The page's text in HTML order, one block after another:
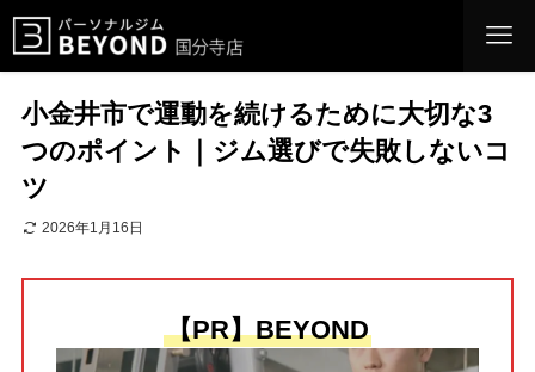
小金井市で運動を続けるために大切な3
つのポイント｜ジム選びで失敗しないコ
ツ
2026年1月16日
【PR】BEYOND